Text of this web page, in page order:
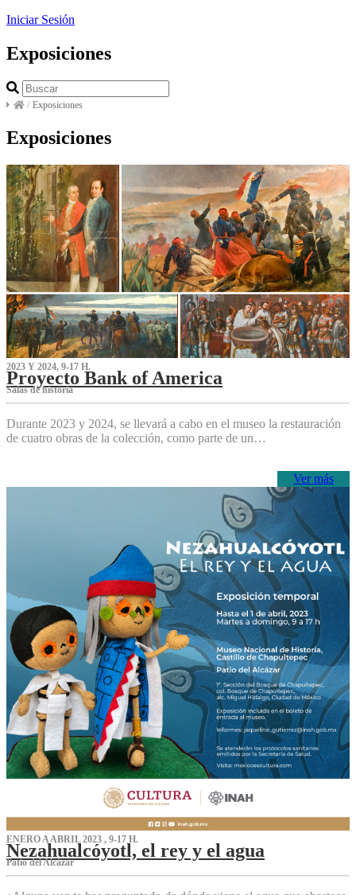
Iniciar Sesión
Exposiciones
/ Exposiciones
Exposiciones
2023 Y 2024, 9-17 H.
Proyecto Bank of America
S‌alas de historia
Durante 2023 y 2024, se llevará a cabo en el museo la restauración
de cuatro obras de la colección, como parte de un…
Ver más
ENERO A ABRIL 2023 , 9-17 H.
Nezahualcóyotl, el rey y el agua
Patio del Alcázar